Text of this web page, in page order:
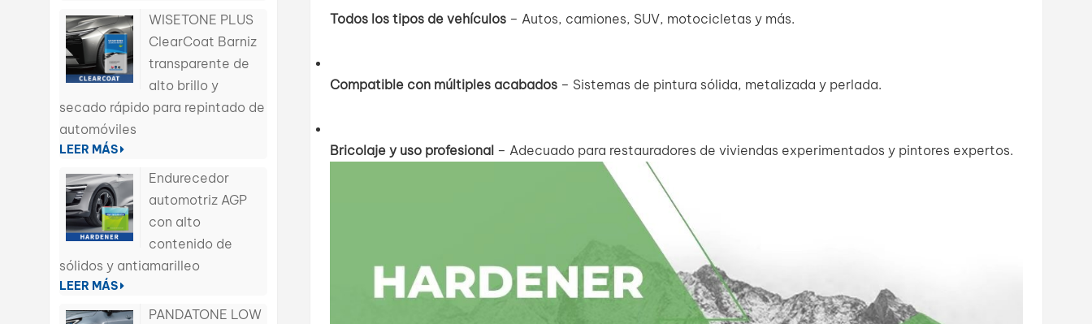
WISETONE PLUS
ClearCoat Barniz
transparente de
alto brillo y
secado rápido para repintado de
automóviles
LEER MÁS
Endurecedor
automotriz AGP
con alto
contenido de
sólidos y antiamarilleo
LEER MÁS
PANDATONE LOW
Todos los tipos de vehículos– Autos, camiones, SUV, motocicletas y más.
Compatible con múltiples acabados– Sistemas de pintura sólida, metalizada y perlada.
Bricolaje y uso profesional – Adecuado para restauradores de viviendas experimentados y pintores expertos.